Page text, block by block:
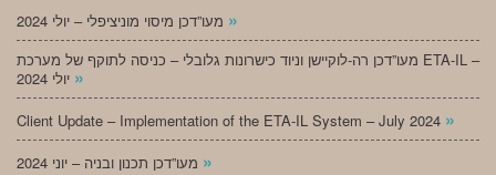
»
מעו”דכן רה-לוקיישן וניוד כישרונות גלובלי – כניסה לתוקף של מערכת ETA-IL –
»
Client Update – Implementation of the ETA-IL System – July 2024 »
»